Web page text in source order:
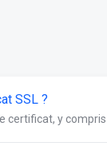
SSL ?
certificat, y